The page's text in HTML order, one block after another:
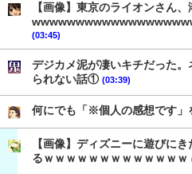
【画像】東京のライオンさん、
(03:45)
デジカメ泥が凄いキチだった
られない話① (03:39)
何にでも「※個人の感想です」
【画像】ディズニーに遊びに
るｗｗｗｗｗｗｗｗｗｗｗｗｗ